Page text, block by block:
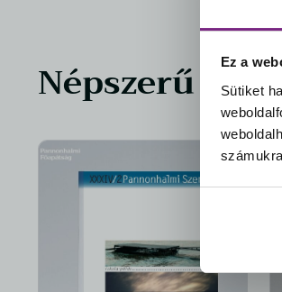
Ez a
Sütiket
Népszerű